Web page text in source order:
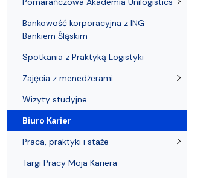
Bankowość korporacyjna z ING
Bankiem Śląskim
Spotkania z Praktyką Logistyki
Zajęcia z menedżerami
Wizyty studyjne
Biuro Karier
Praca, praktyki i staże
Targi Pracy Moja Kariera